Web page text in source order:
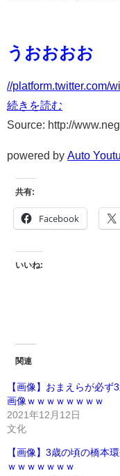
うおおおお
//platform.twitter.com/
続きを読む
Source: http://
powered by Auto
共有:
Facebook
いいね:
関連
【画像】おまえらが必ず
画像ｗｗｗｗｗｗｗｗ
2021年12月12日
文化
【画像】3歳の頃の橋本
ｗｗｗｗｗｗｗ